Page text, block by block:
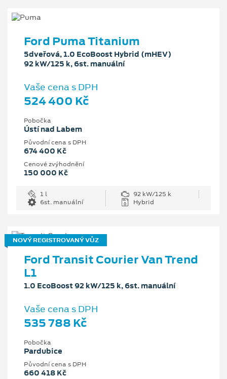
Ford Puma Titanium
5dveřová, 1.0 EcoBoost Hybrid (mHEV)
92 kW/125 k, 6st. manuální
Vaše cena s DPH
524 400 Kč
Pobočka
Ústí nad Labem
Původní cena s DPH
674 400 Kč
Cenové zvýhodnění
150 000 Kč
1 l
92 kW/125 k
6st. manuální
Hybrid
NOVÝ REGISTROVANÝ VŮZ
Ford Transit Courier Van Trend
L1
1.0 EcoBoost 92 kW/125 k, 6st. manuální
Vaše cena s DPH
535 788 Kč
Pobočka
Pardubice
Původní cena s DPH
660 418 Kč